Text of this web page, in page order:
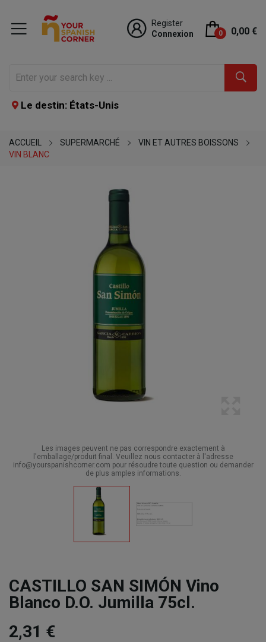
Register
Connexion
0 0,00 €
Le destin: États-Unis
ACCUEIL SUPERMARCHÉ
VIN ET AUTRES BOISSONS
VIN BLANC
Les images peuvent ne pas correspondre exactement à
l'emballage/produit final. Veuillez nous contacter à l'adresse
info@yourspanishcorner.com pour résoudre toute question ou demander
de plus amples informations.
CASTILLO SAN SIMÓN Vino
Blanco D.O. Jumilla 75cl.
2,31 €